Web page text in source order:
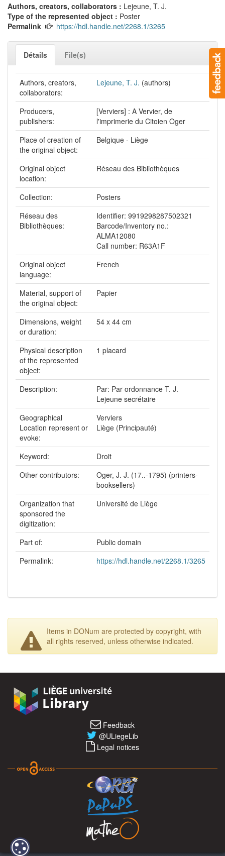
Authors, creators, collaborators : Lejeune, T. J.
Type of the represented object : Poster
Permalink
https://hdl.handle.net/2268.1/3265
Détails File(s)
Authors, creators,
collaborators:
Lejeune, T. J. (authors)
Producers,
publishers:
[Verviers] : A Vervier, de
l'imprimerie du Citoien Oger
Place of creation of
the original object:
Belgique - Liège
Original object
location:
Réseau des Bibliothèques
Collection:
Posters
Réseau des
Bibliothèques:
Identifier: 9919298287502321
Barcode/Inventory no.:
ALMA12080
Call number: R63A1F
Original object
language:
French
Material, support of
the original object:
Papier
Dimensions, weight
or duration:
54 x 44 cm
Physical description
of the represented
object:
1 placard
Description:
Par: Par ordonnance T. J.
Lejeune secrétaire
Geographical
Location represent or
evoke:
Verviers
Liège (Principauté)
Keyword:
Droit
Other contributors:
Oger, J. J. (17..-1795) (printers-
booksellers)
Organization that
sponsored the
digitization:
Université de Liège
Part of:
Public domain
Permalink:
https://hdl.handle.net/2268.1/3265
Items in DONum are protected by copyright, with
all rights reserved, unless otherwise indicated.
Feedback
@ULiegeLib
Legal notices